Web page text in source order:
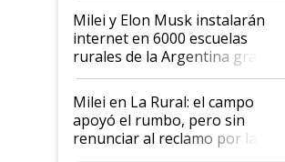
Milei y Elon Musk instalarán
internet en 6000 escuelas
rurales de la Argentina gracias
a un acuerdo con Starlink
Milei en La Rural: el campo
apoyó el rumbo, pero sin
renunciar al reclamo por las